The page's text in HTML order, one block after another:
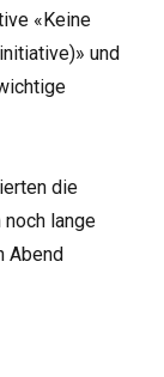
«Keine
und
die
lange
Abend